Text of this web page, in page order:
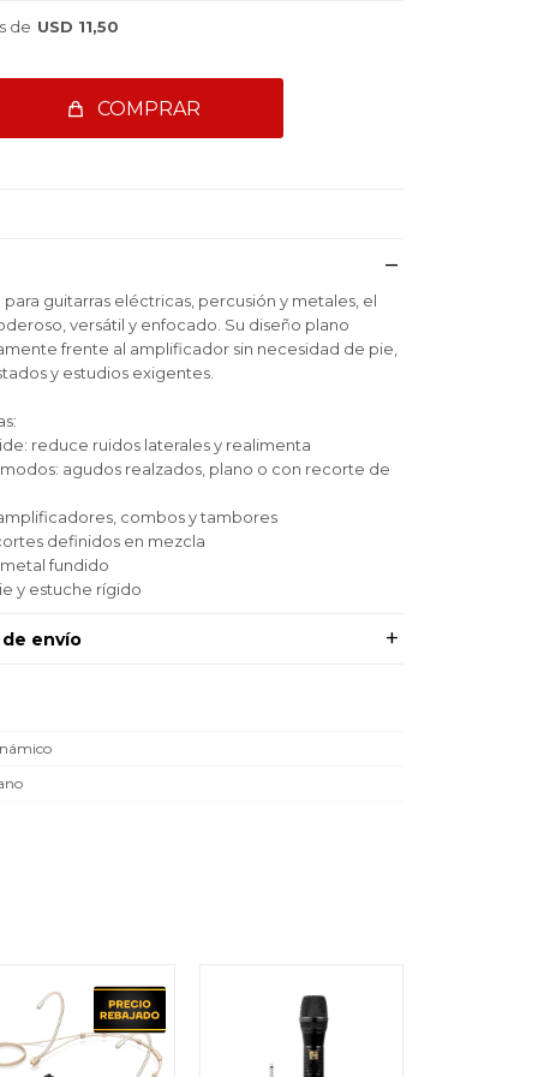
de USD 11,50
COMPRAR
guitarras eléctricas, percusión y metales, el
versátil y enfocado. Su diseño plano
frente al amplificador sin necesidad de pie,
y estudios exigentes.
reduce ruidos laterales y realimenta
agudos realzados, plano o con recorte de
combos y tambores
definidos en mezcla
fundido
y estuche rígido
envío